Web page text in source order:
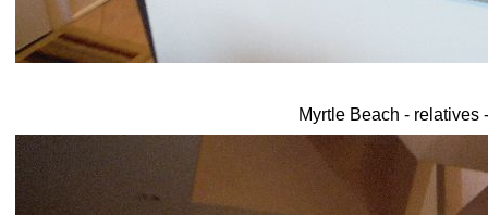
Myrtle Beach - relatives